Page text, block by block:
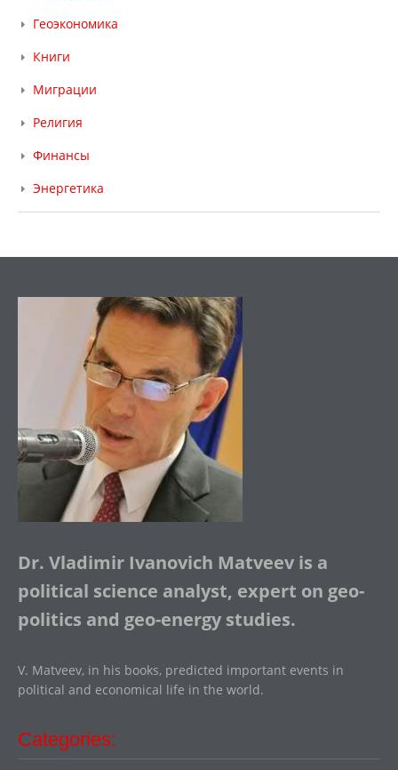
Геоэкономика
Книги
Миграции
Религия
Финансы
Энергетика
Dr. Vladimir Ivanovich Matveev is a
political science analyst, expert on geo-
politics and geo-energy studies.
V. Matveev, in his books, predicted important events in
political and economical life in the world.
Categories: